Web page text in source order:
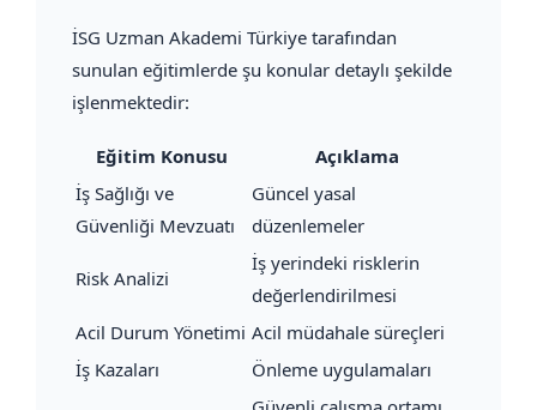
İSG Uzman Akademi Türkiye tarafından
sunulan eğitimlerde şu konular detaylı şekilde
işlenmektedir:
Eğitim Konusu
Açıklama
İş Sağlığı ve
Güvenliği Mevzuatı
Güncel yasal
düzenlemeler
Risk Analizi
İş yerindeki risklerin
değerlendirilmesi
Acil Durum Yönetimi Acil müdahale süreçleri
İş Kazaları
Önleme uygulamaları